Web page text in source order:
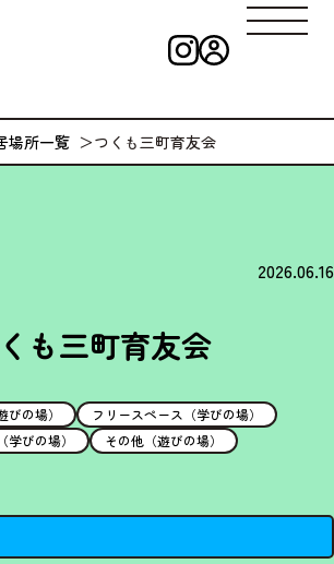
ながさきこども
場所一覧 つくも三町育友会
2026.06.16
も三町育友会
の場）
フリースペース（学びの場）
学びの場）
その他（遊びの場）